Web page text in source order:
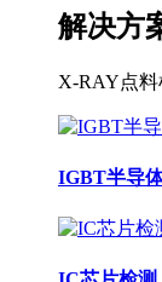
解决方
X-RAY点料
IGBT半导